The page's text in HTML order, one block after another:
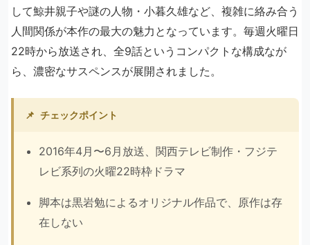
して鯨井親子や謎の人物・小暮久雄など、複雑に絡み合う
人間関係が本作の最大の魅力となっています。毎週火曜日
22時から放送され、全9話というコンパクトな構成なが
ら、濃密なサスペンスが展開されました。
📌 チェックポイント
2016年4月〜6月放送、関西テレビ制作・フジテ
レビ系列の火曜22時枠ドラマ
脚本は黒岩勉によるオリジナル作品で、原作は存
在しない